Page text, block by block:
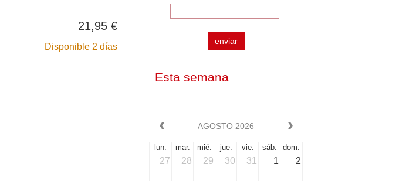
21,95 €
Disponible 2 días
enviar
Esta semana
AGOSTO 2026
lun. mar. mié. jue. vie. sáb. dom.
27 28 29 30 31 1 2